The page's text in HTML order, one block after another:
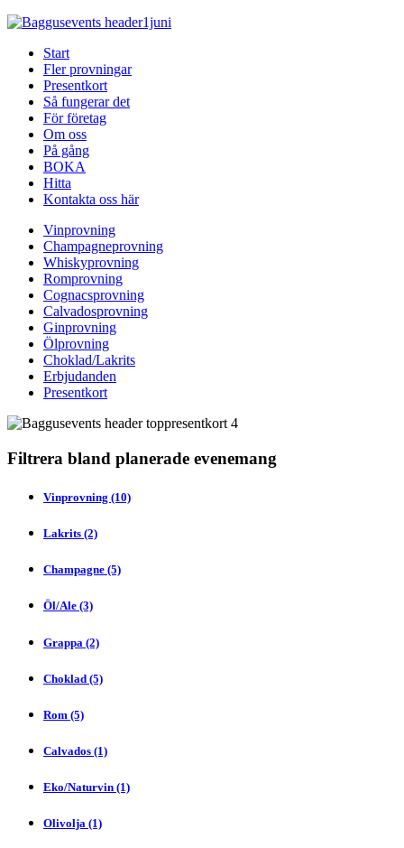
Start
Fler provningar
Presentkort
Så fungerar det
För företag
Om oss
På gång
BOKA
Hitta
Kontakta oss här
Vinprovning
Champagneprovning
Whiskyprovning
Romprovning
Cognacsprovning
Calvadosprovning
Ginprovning
Ölprovning
Choklad/Lakrits
Erbjudanden
Presentkort
Filtrera bland planerade evenemang
Vinprovning (10)
Lakrits (2)
Champagne (5)
Öl/Ale (3)
Grappa (2)
Choklad (5)
Rom (5)
Calvados (1)
Eko/Naturvin (1)
Olivolja (1)